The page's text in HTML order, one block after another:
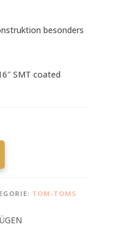
besonders
SMT coated
TOM-TOMS